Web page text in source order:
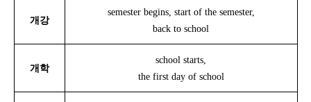
개강
semester begins, start of the semester,
back to school
개학
school starts,
the first day of school